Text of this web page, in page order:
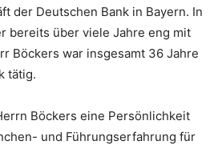
der Deutschen Bank in Bayern. In
bereits über viele Jahre eng mit
Böckers war insgesamt 36 Jahre
tätig.
Böckers eine Persönlichkeit
und Führungserfahrung für